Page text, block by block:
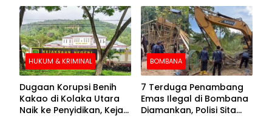
HUKUM & KRIMINAL
Dugaan Korupsi Benih
Kakao di Kolaka Utara
Naik ke Penyidikan, Kejari
BOMBANA
7 Terduga Penambang
Emas Ilegal di Bombana
Diamankan, Polisi Sita